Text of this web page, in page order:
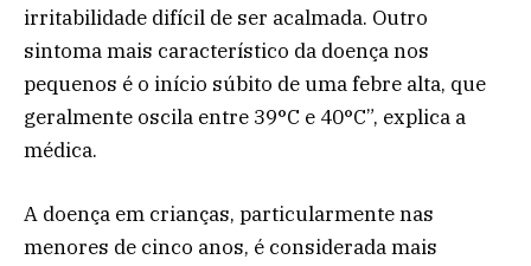
irritabilidade difícil de ser acalmada. Outro
sintoma mais característico da doença nos
pequenos é o início súbito de uma febre alta, que
geralmente oscila entre 39°C e 40°C”, explica a
médica.
A doença em crianças, particularmente nas
menores de cinco anos, é considerada mais